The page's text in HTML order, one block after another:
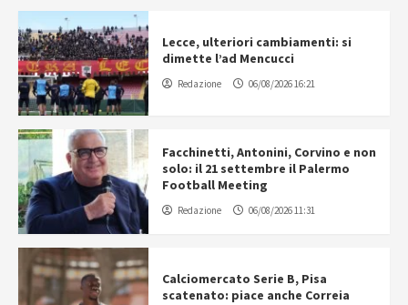
Lecce, ulteriori cambiamenti: si
dimette l’ad Mencucci
Redazione 06/08/2026 16:21
Facchinetti, Antonini, Corvino e non
solo: il 21 settembre il Palermo
Football Meeting
Redazione 06/08/2026 11:31
Calciomercato Serie B, Pisa
scatenato: piace anche Correia